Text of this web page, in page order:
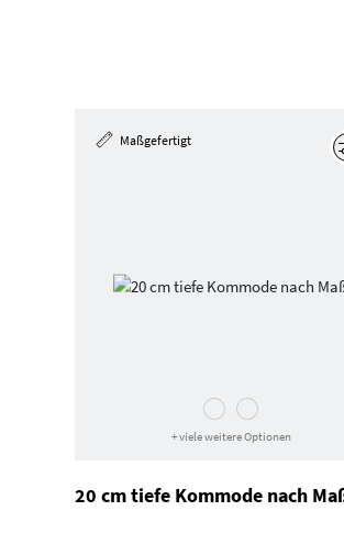
Maßgefertigt
+ viele weitere Optionen
20 cm tiefe Kommode nach